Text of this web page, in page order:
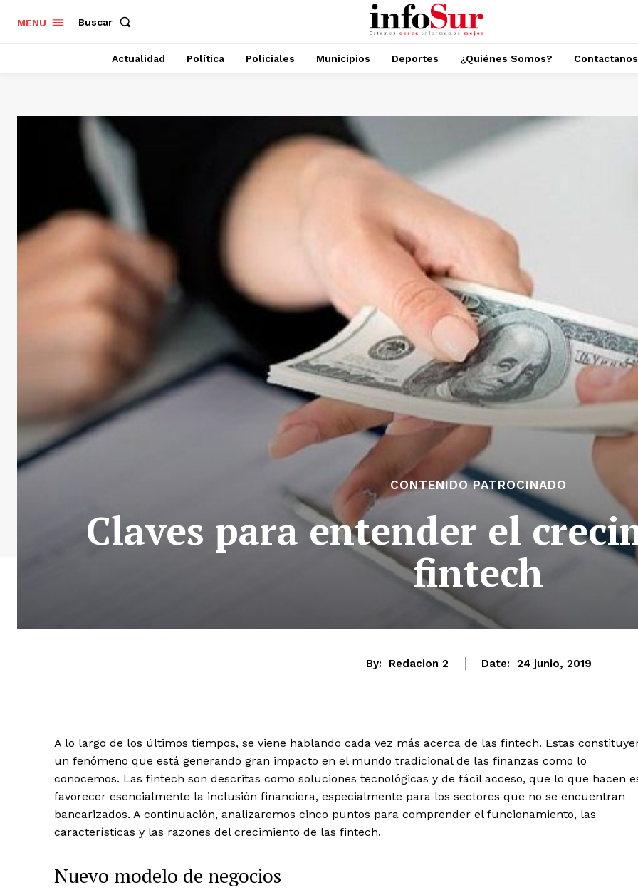
MENU Buscar
Actualidad Política Policiales Municipios Deportes ¿Quiénes Somos? Contactanos
CONTENIDO PATROCINADO
Claves para entender el
fintech
By: Redacion 2 Date: 24 junio, 2019
A lo largo de los últimos tiempos, se viene hablando cada vez más acerca de las fintech. Estas
un fenómeno que está generando gran impacto en el mundo tradicional de las finanzas como lo
conocemos. Las fintech son descritas como soluciones tecnológicas y de fácil acceso, que lo que hacen
favorecer esencialmente la inclusión financiera, especialmente para los sectores que no se encuentran
bancarizados. A continuación, analizaremos cinco puntos para comprender el funcionamiento, las
características y las razones del crecimiento de las fintech.
Nuevo modelo de negocios